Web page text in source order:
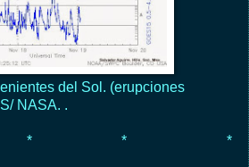
del Sol. (erupciones
NASA. .
* * *